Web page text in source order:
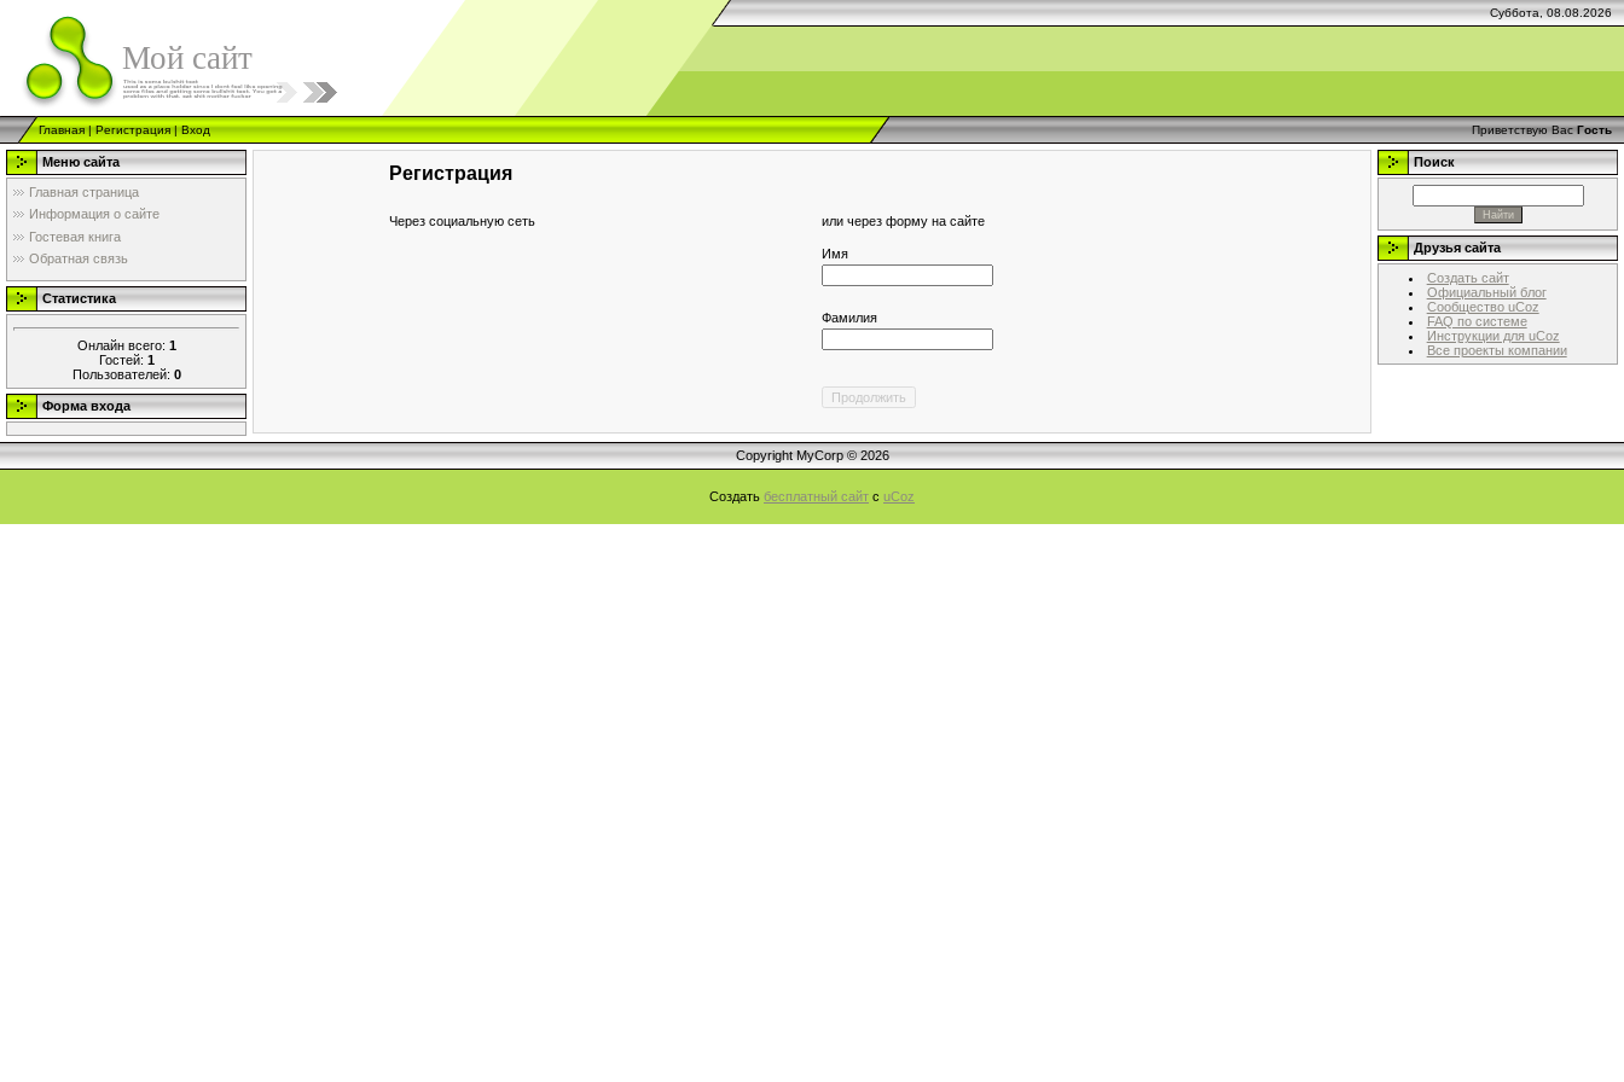
Суббота, 08.08.2026
Мой сайт
Главная|Регистрация|Вход Приветствую Вас Гость
Меню сайта
Главная страница
Информация о сайте
Гостевая книга
Обратная связь
Статистика
Онлайн всего: 1
Гостей: 1
Пользователей: 0
Форма входа
Регистрация
Через социальную сеть или через форму на сайте
Имя
Фамилия
Поиск
Друзья сайта
Создать сайт
Официальный блог
Сообщество uCoz
FAQ по системе
Инструкции для uCoz
Все проекты компании
Copyright MyCorp © 2026
Создать бесплатный сайт с uCoz